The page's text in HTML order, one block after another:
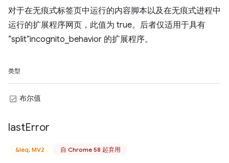
对于在无痕式标签页中运行的内容脚本以及在无痕式进程中
运行的扩展程序网页，此值为 true。后者仅适用于具有
“split”incognito_behavior 的扩展程序。
类型
布尔值
lastError
&leq; MV2 自 Chrome 58 起弃用